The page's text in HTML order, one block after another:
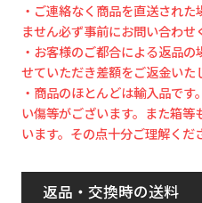
・ご連絡なく商品を直送され
ません必ず事前にお問い合わせ
・お客様のご都合による返品
せていただき差額をご返金いた
・商品のほとんどは輸入品で
い傷等がございます。また箱
います。その点十分ご理解くだ
返品・交換時の送料